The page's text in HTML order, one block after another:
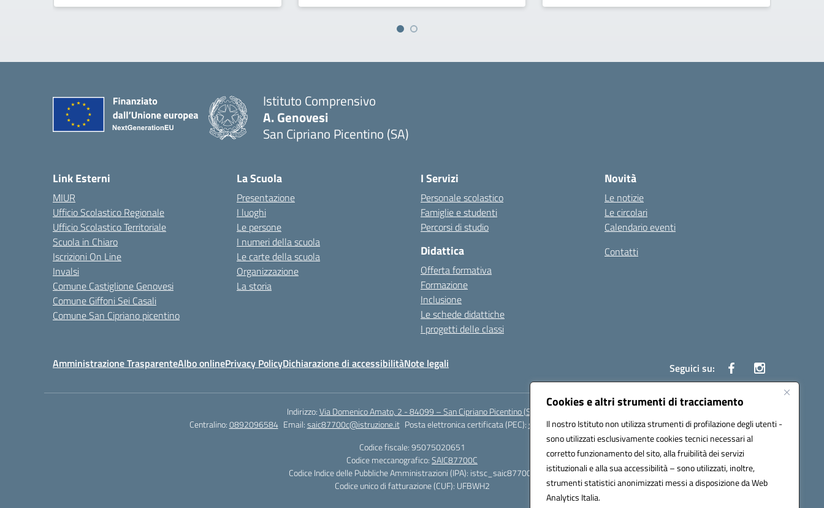
Cookies e altri strumenti di tracciamento
Il nostro Istituto non utilizza strumenti di profilazione degli utenti -
sono utilizzati esclusivamente cookies tecnici necessari al
corretto funzionamento del sito, alla fruibilità dei servizi
istituzionali e alla sua accessibilità – sono utilizzati, inoltre,
strumenti statistici anonimizzati messi a disposizione da Web
Analytics Italia.
Istituto Comprensivo
A. Genovesi
San Cipriano Picentino (SA)
Link Esterni
MIUR
Ufficio Scolastico Regionale
Ufficio Scolastico Territoriale
Scuola in Chiaro
Iscrizioni On Line
Invalsi
Comune Castiglione Genovesi
Comune Giffoni Sei Casali
Comune San Cipriano picentino
La Scuola
Presentazione
I luoghi
Le persone
I numeri della scuola
Le carte della scuola
Organizzazione
La storia
I Servizi
Personale scolastico
Famiglie e studenti
Percorsi di studio
Didattica
Offerta formativa
Formazione
Inclusione
Le schede didattiche
I progetti delle classi
Novità
Le notizie
Le circolari
Calendario eventi
Contatti
Amministrazione TrasparenteAlbo onlinePrivacy PolicyDichiarazione di accessibilitàNote legali Seguici su:
Indirizzo:Via Domenico Amato, 2 - 84099 – San Cipriano Picentino (Sa)
Centralino:0892096584 Email:saic87700c@istruzione.it Posta elettronica certificata (PEC):saic87700c@pec.istruzione.it
Codice fiscale: 95075020651
Codice meccanografico:SAIC87700C
Codice Indice delle Pubbliche Amministrazioni (IPA): istsc_saic87700c
Codice unico di fatturazione (CUF): UFBWH2